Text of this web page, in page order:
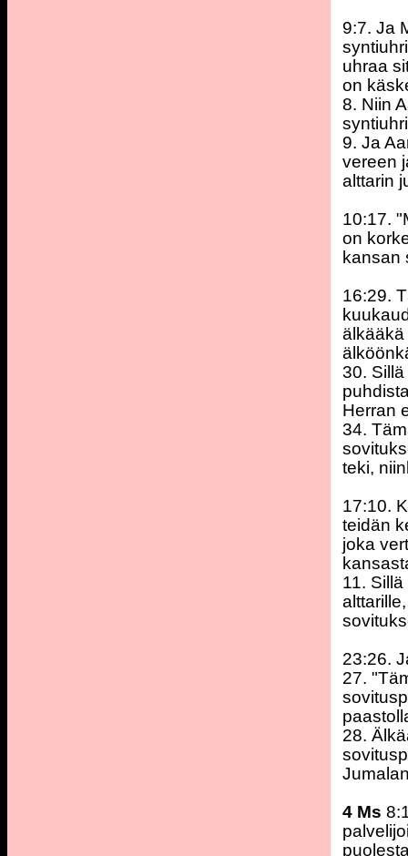
9:7. Ja
uhraa
on
8. Niin
9. Ja
vereen
alttarin
10:17.
on
kansan
16:29.
30.
Herran
34.
teki,
17:10.
teidän
joka
11.
23:26.
27.
28.
4 Ms